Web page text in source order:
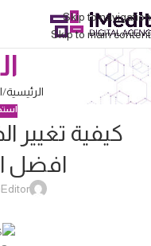
Skip to navigation
Skip to main content
الرئيسية
افضل
Editor